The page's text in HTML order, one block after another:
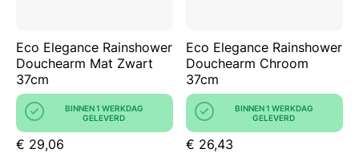
Eco Elegance Rainshower
Douchearm Mat Zwart
37cm
BINNEN 1 WERKDAG
GELEVERD
€ 29,06
Eco Elegance Rainshower
Douchearm Chroom
37cm
BINNEN 1 WERKDAG
GELEVERD
€ 26,43